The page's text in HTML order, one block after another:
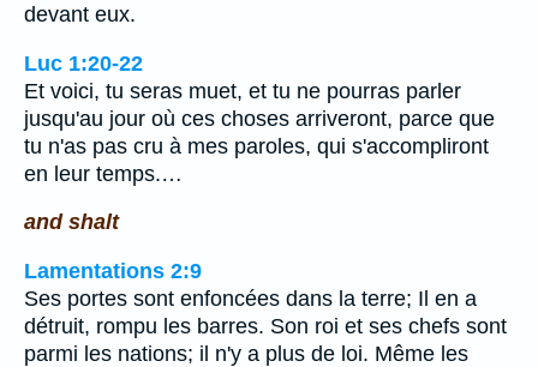
devant eux.
Luc 1:20-22
Et voici, tu seras muet, et tu ne pourras parler
jusqu'au jour où ces choses arriveront, parce que
tu n'as pas cru à mes paroles, qui s'accompliront
en leur temps.…
and shalt
Lamentations 2:9
Ses portes sont enfoncées dans la terre; Il en a
détruit, rompu les barres. Son roi et ses chefs sont
parmi les nations; il n'y a plus de loi. Même les